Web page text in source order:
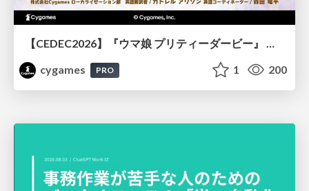
【CEDEC2026】『ウマ娘 プリティーダービー』 英語版のキャラクターの方言や口調をローカライズするための創造的アプローチ
cygames
PRO 1 200